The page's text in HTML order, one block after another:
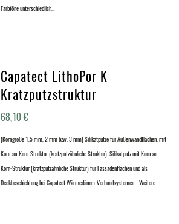
Farbtöne unterschiedlich…
Capatect LithoPor K
Kratzputzstruktur
68,10€
(Korngröße 1,5 mm, 2 mm bzw. 3 mm) Silikatputze für Außenwandflächen, mit
Korn-an-Korn-Struktur (kratzputzähnliche Struktur). Silikatputz mit Korn-an-
Korn-Struktur (kratzputzähnliche Struktur) für Fassadenflächen und als
Deckbeschichtung bei Capatect Wärmedämm-Verbundsystemen. Weitere…